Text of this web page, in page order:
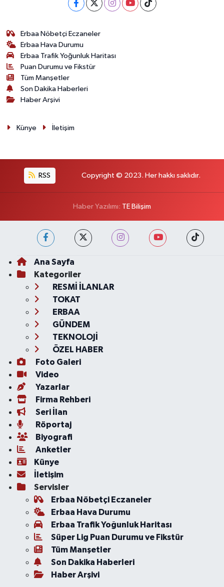
Erbaa Nöbetçi Eczaneler
Erbaa Hava Durumu
Erbaa Trafik Yoğunluk Haritası
Puan Durumu ve Fikstür
Tüm Manşetler
Son Dakika Haberleri
Haber Arşivi
Künye İletişim
RSS Copyright © 2023. Her hakkı saklıdır.
Haber Yazılımı: TE Bilişim
Ana Sayfa
Kategoriler
RESMİ İLANLAR
TOKAT
ERBAA
GÜNDEM
TEKNOLOJİ
ÖZEL HABER
Foto Galeri
Video
Yazarlar
Firma Rehberi
Seri İlan
Röportaj
Biyografi
Anketler
Künye
İletişim
Servisler
Erbaa Nöbetçi Eczaneler
Erbaa Hava Durumu
Erbaa Trafik Yoğunluk Haritası
Süper Lig Puan Durumu ve Fikstür
Tüm Manşetler
Son Dakika Haberleri
Haber Arşivi